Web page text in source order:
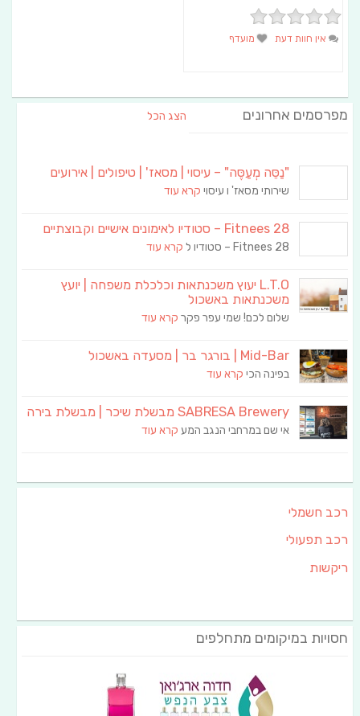
אין חוות דעת מועדף
מפרסמים אחרונים הצג הכל
"נַסֵּה מְעַסֶּה" – עיסוי | מסאז' | טיפולים | אירועים
שירותי מסאז' ו עיסוי קרא עוד
Fitnees 28 – סטודיו לאימונים אישיים וקבוצתיים
Fitnees 28 – סטודיו ל קרא עוד
L.T.O יעוץ משכנתאות וכלכלת משפחה | יועץ
משכנתאות באשכול
שלום לכם! שמי עפר פקר קרא עוד
Mid-Bar | בורגר בר | מסעדה באשכול
בפינה הכי קרא עוד
SABRESA Brewery מבשלת שיכר | מבשלת בירה
אי שם במרחבי הנגב המע קרא עוד
רכב חשמלי
רכב תפעולי
ריקשות
חסויות במיקומים מתחלפים